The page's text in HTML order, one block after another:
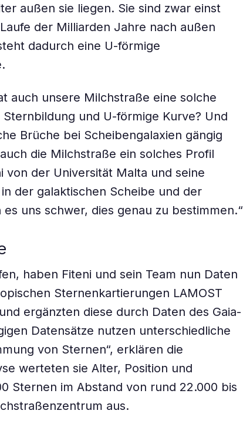
außen sie liegen. Sie sind zwar einst
der Milliarden Jahre nach außen
dadurch eine U-förmige
auch unsere Milchstraße eine solche
und U-förmige Kurve? Und
Brüche bei Scheibengalaxien gängig
die Milchstraße ein solches Profil
von der Universität Malta und seine
der galaktischen Scheibe und der
uns schwer, dies genau zu bestimmen.“
haben Fiteni und sein Team nun Daten
Sternenkartierungen LAMOST
ergänzten diese durch Daten des Gaia-
Datensätze nutzen unterschiedliche
von Sternen“, erklären die
werteten sie Alter, Position und
Sternen im Abstand von rund 22.000 bis
aus.